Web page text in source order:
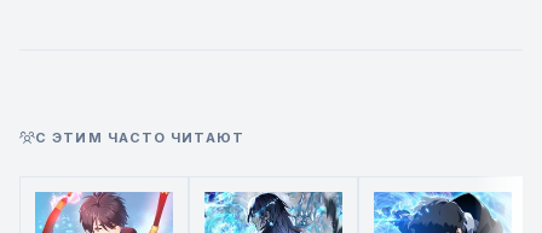
С ЭТИМ ЧАСТО ЧИТАЮТ